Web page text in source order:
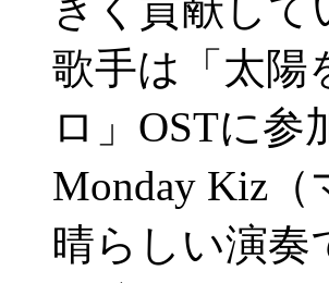
歌手は「太陽
ロ」OSTに
Monday Kiz
晴らしい演奏